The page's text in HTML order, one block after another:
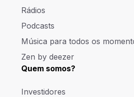
Rádios
Podcasts
Música para todos os
Zen by deezer
Quem somos?
Investidores